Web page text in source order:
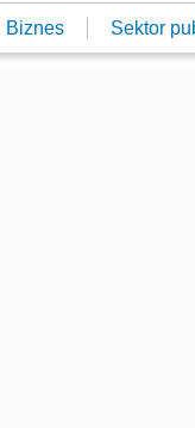
Biznes Sektor